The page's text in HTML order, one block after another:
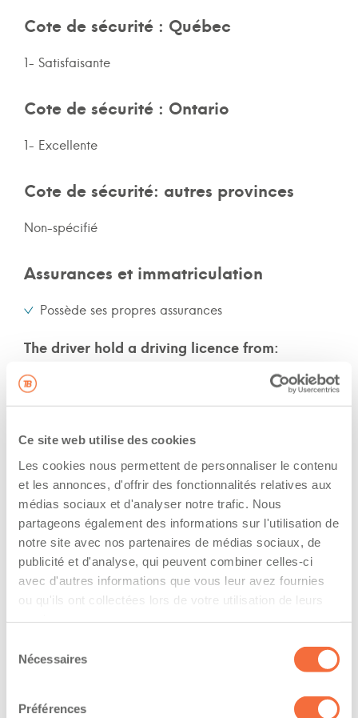
Ce site web utilise des cookies
Les cookies nous permettent de personnaliser le contenu
et les annonces, d'offrir des fonctionnalités relatives aux
médias sociaux et d'analyser notre trafic. Nous
partageons également des informations sur l'utilisation de
notre site avec nos partenaires de médias sociaux, de
publicité et d'analyse, qui peuvent combiner celles-ci
avec d'autres informations que vous leur avez fournies
ou qu'ils ont collectées lors de votre utilisation de leurs
Nécessaires
Préférences
Cote de sécurité : Québec
1- Satisfaisante
Cote de sécurité : Ontario
1- Excellente
Cote de sécurité: autres provinces
Non-spécifié
Assurances et immatriculation
Possède ses propres assurances
The driver hold a driving licence from:
quebec
province:
quebec
Diplômes et certifications
Année d’obtention du DEP :
24
conduite d'un chariot élévateur (cariste)
Formations / certifications - Mention F sur le
permis de conduire
permis de conduire